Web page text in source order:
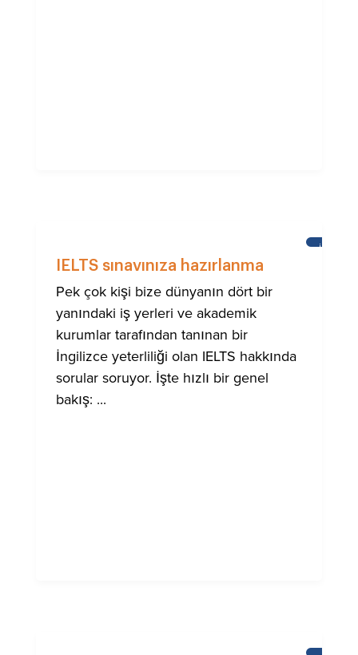
IELTS sınavınıza hazırlanma
Pek çok kişi bize dünyanın dört bir
yanındaki iş yerleri ve akademik
kurumlar tarafından tanınan bir
İngilizce yeterliliği olan IELTS hakkında
sorular soruyor. İşte hızlı bir genel
bakış: ...